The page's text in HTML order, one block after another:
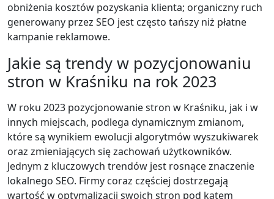
obniżenia kosztów pozyskania klienta; organiczny ruch
generowany przez SEO jest często tańszy niż płatne
kampanie reklamowe.
Jakie są trendy w pozycjonowaniu
stron w Kraśniku na rok 2023
W roku 2023 pozycjonowanie stron w Kraśniku, jak i w
innych miejscach, podlega dynamicznym zmianom,
które są wynikiem ewolucji algorytmów wyszukiwarek
oraz zmieniających się zachowań użytkowników.
Jednym z kluczowych trendów jest rosnące znaczenie
lokalnego SEO. Firmy coraz częściej dostrzegają
wartość w optymalizacji swoich stron pod kątem